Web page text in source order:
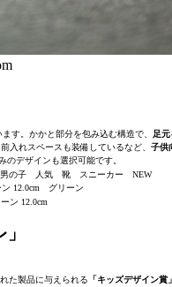
す。かかと部分を包み込む構造で、 足
入れスペースも装備しているなど、 子供
のデザインも選択可能です。
ン 12.0cm
た製品に与えられる 「キッズデザイン賞」